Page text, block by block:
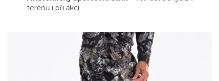
terénu i při akci